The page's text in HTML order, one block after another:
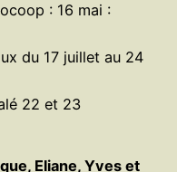
: 16 mai :
du 17 juillet au 24
22 et 23
Eliane, Yves et